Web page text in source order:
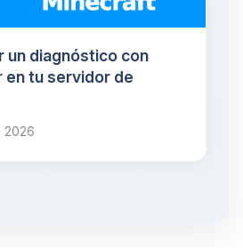
un diagnóstico con
en tu servidor de
2026